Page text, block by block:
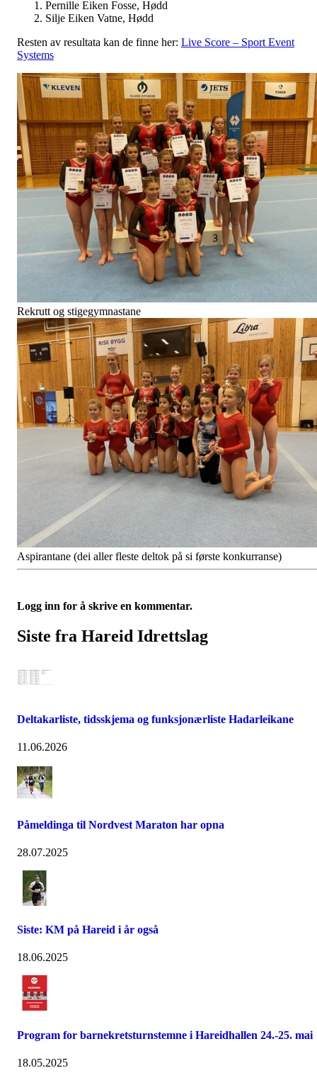
Pernille Eiken Fosse, Hødd
Silje Eiken Vatne, Hødd
Resten av resultata kan de finne her: Live Score – Sport Event
Systems
Rekrutt og stigegymnastane
Aspirantane (dei aller fleste deltok på si første konkurranse)
Logg inn for å skrive en kommentar.
Siste fra Hareid Idrettslag
Deltakarliste, tidsskjema og funksjonærliste Hadarleikane
11.06.2026
Påmeldinga til Nordvest Maraton har opna
28.07.2025
Siste: KM på Hareid i år også
18.06.2025
Program for barnekretsturnstemne i Hareidhallen 24.-25. mai
18.05.2025